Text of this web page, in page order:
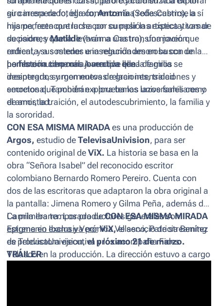
giro inesperado, ella comenzará a redescubrirse a sí
misma, reencontrarse con su pasión artística y tomar
decisiones que la llevarán a una transformación
radical, y a sostener una relación amorosa con un
hombre mucho más joven que ella.
su carrera de fotógrafo;Antonia(Sofía Castro), la
hija perfecta que lucha por cumplir las expectativas de
su padre; yMatilde(Ivanna Castro), una joven que
enfrenta sus miedos e inseguridades en busca de la
perfección corporal. A medida que la familia se
desintegra, surgen nuevas relaciones, traiciones y
secretos que pondrán a prueba los lazos familiares y
de amistad.
La historia tiene una narrativa llena de giros
inesperados y momentos de gran intensidad
emocional. También explora temas universales como
el amor, la traición, el autodescubrimiento, la familia y
la sororidad.
CON ESA MISMA MIRADA es una producción de
Argos, estudio de TelevisaUnivision, para ser
contenido original de ViX. La historia se basa en la
obra “Señora Isabel” del reconocido escritor
colombiano Bernardo Romero Pereiro. Cuenta con
dos de las escritoras que adaptaron la obra original a
la pantalla: Jimena Romero y Gilma Peña, además de
Camila Ibarra. Los productores generales son
Epigmenio Ibarra y Verónica Velasco, Patricia Benítez
es productora ejecutiva y los acompaña Fides
Velasco en la producción. La dirección estuvo a cargo
La primera temporada deCON ESA MISMA MIRADA
estrena en exclusiva por ViX,el servicio de streaming
de TelevisaUnivision,el próximo 21 de marzo.
TRÁILER